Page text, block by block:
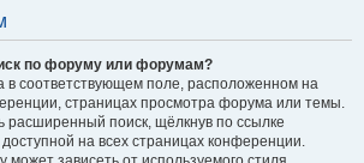
по форуму или форумам?
в соответствующем поле, расположенном на
страницах просмотра форума или темы.
расширенный поиск, щёлкнув по ссылке
на всех страницах конференции.